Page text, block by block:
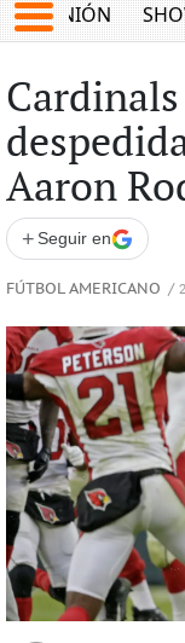
OPINIÓN
Aaron
+ Seguir en
FÚTBOL AMERICANO /